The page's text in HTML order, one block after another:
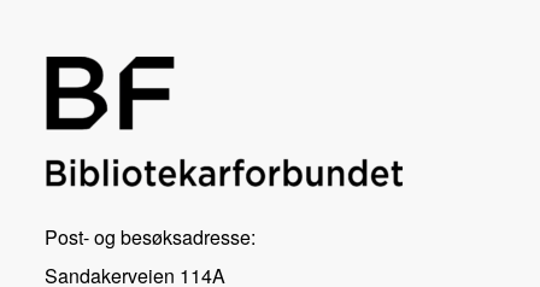
Post- og besøksadresse:
Sandakerveien 114A